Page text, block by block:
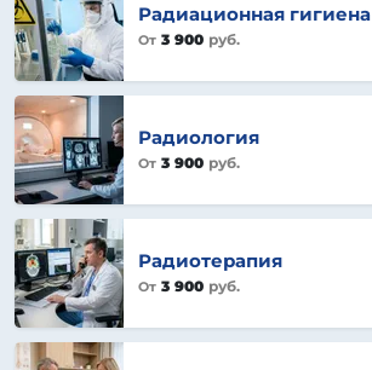
Радиационная гигиена
От 3 900 руб.
Радиология
От 3 900 руб.
Радиотерапия
От 3 900 руб.